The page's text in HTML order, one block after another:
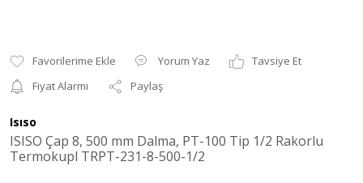
Yorum Yaz
Tavsiye Et
Fiyat Alarmı
Paylaş
Isıso
ISISO Çap 8, 500 mm Dalma, PT-100 Tip 1/2 Rakorlu
Termokupl TRPT-231-8-500-1/2